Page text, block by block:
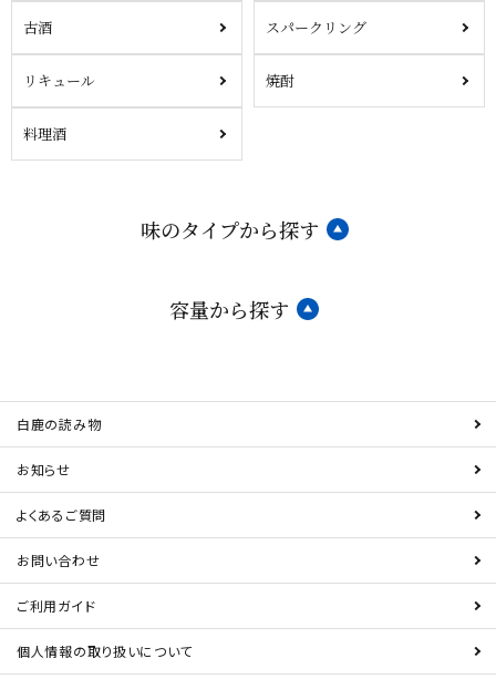
古酒 スパークリング
リキュール 焼酎
料理酒
味のタイプから探す
容量から探す
白鹿の読み物
お知らせ
よくあるご質問
お問い合わせ
ご利用ガイド
個人情報の取り扱いについて